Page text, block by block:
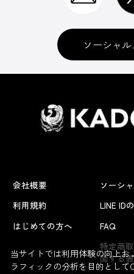
ソーシャ
会社概要
利用規約
はじめての方へ
ソーシ
LINE ID
FAQ
特定商
関する
当サイトでは利用体験の向上
ラフィックの分析を目的とし